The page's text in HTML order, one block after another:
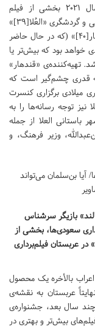
از محمد بن‌سلمان دریافت کرده بود، بالأخره سال ۲۰۲۱ بخشی از فیلم
«چِری[۳۷]» با بازی «تام هالند[۳۸]» در شهر باستانی و گردشگری «العُلا[۳۹]»
فیلم‌برداری کرد. همچنین اعلام شده که فیلم «قندهار[۴۰]» (که در حال حاضر
خواهد بود که بیش‌تر یا
تهیه‌کننده‌ی «قندهار»
قدری چشم‌گیر است که
سال جاری میلادی برگزاری کنسرت
نیز توجه رسانه‌ها را به
العلا از جمله
وزیر فرهنگ، و
بازیگر سرشناس
سعودی‌ها، بخشی از
عربستان فیلم‌برداری
بالأخره یک محصول
عربستان به نقشه‌ی
سال بعد، جشنواره‌ی
بیش‌تر و بهتری در